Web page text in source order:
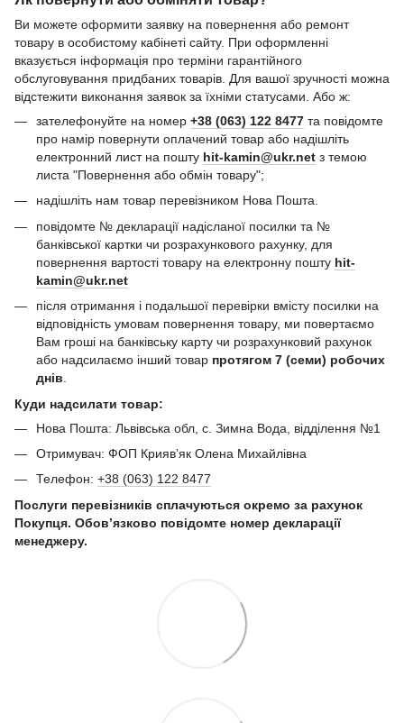
Ви можете оформити заявку на повернення або ремонт
товару в особистому кабінеті сайту. При оформленні
вказується інформація про терміни гарантійного
обслуговування придбаних товарів. Для вашої зручності можна
відстежити виконання заявок за їхніми статусами. Або ж:
зателефонуйте на номер +38 (063) 122 8477 та повідомте
про намір повернути оплачений товар або надішліть
електронний лист на пошту hit-kamin@ukr.net з темою
листа "Повернення або обмін товару";
надішліть нам товар перевізником Нова Пошта.
повідомте № декларації надісланої посилки та №
банківської картки чи розрахункового рахунку, для
повернення вартості товару на електронну пошту hit-
kamin@ukr.net
після отримання і подальшої перевірки вмісту посилки на
відповідність умовам повернення товару, ми повертаємо
Вам гроші на банківську карту чи розрахунковий рахунок
або надсилаємо інший товар протягом 7 (семи) робочих
днів
Куди надсилати товар:
Нова Пошта: Львівська обл, с. Зимна Вода, відділення №1
Отримувач: ФОП Криявʼяк Олена Михайлівна
Телефон: +38 (063) 122 8477
Послуги перевізників сплачуються окремо за рахунок
Покупця. Обов’язково повідомте номер декларації
менеджеру.